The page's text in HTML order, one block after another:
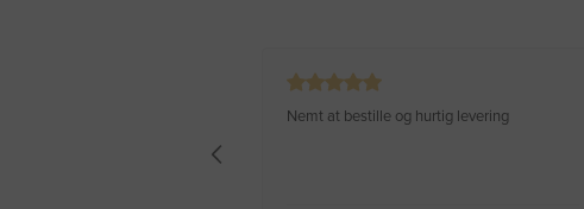
Nemt at bestille og hurtig levering